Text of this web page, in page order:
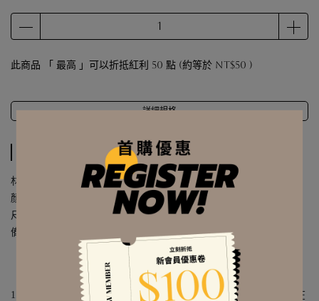
【滿額好禮】品牌擦拭布（數量有限 贈完為止）
【滿額好禮】 C/F 品牌訂製｜麂皮袋（顏色隨機出貨）
此商品 「 最高 」可以折抵紅利 50 點 (約等於 NT$50 )
詳細規格
材質｜925純銀 / 鍍真金 / 鍍鉑金 / 鋯石 / 精密鍍層
顏色｜金／銀
尺寸｜約 13.5 x 13.5 mm
備註｜
【925純銀飾品的售後須知】
1. 925純銀飾品不會生鏽、洗澡洗手都可以佩戴；不佩戴時，可以在